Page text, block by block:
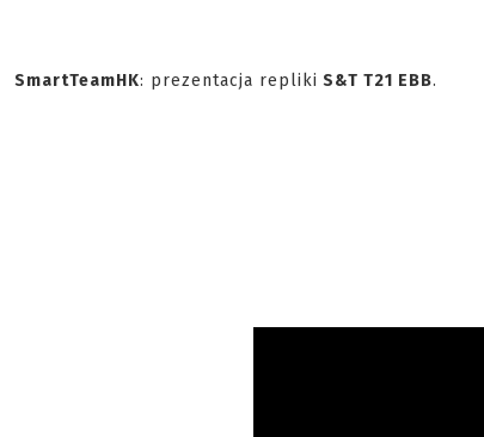
SmartTeamHK: prezentacja repliki S&T T21 EBB.